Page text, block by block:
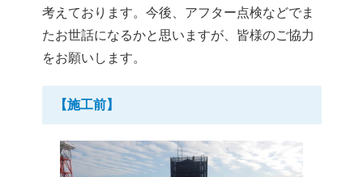
考えております。今後、アフター点検などでま
たお世話になるかと思いますが、皆様のご協力
をお願いします。
【施工前】